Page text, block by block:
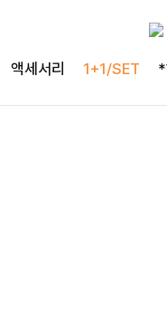
액세서리 1+1/SET
특별한 날을
하객룩의 정석